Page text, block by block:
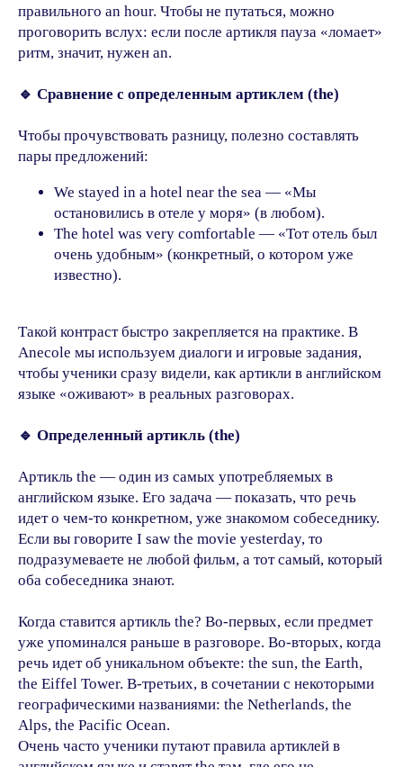
правильного an hour. Чтобы не путаться, можно
проговорить вслух: если после артикля пауза «ломает»
ритм, значит, нужен an.
🔹 Сравнение с определенным артиклем (the)
Чтобы прочувствовать разницу, полезно составлять
пары предложений:
We stayed in a hotel near the sea — «Мы
остановились в отеле у моря» (в любом).
The hotel was very comfortable — «Тот отель был
очень удобным» (конкретный, о котором уже
известно).
Такой контраст быстро закрепляется на практике. В
Anecole мы используем диалоги и игровые задания,
чтобы ученики сразу видели, как артикли в английском
языке «оживают» в реальных разговорах.
🔹 Определенный артикль (the)
Артикль the — один из самых употребляемых в
английском языке. Его задача — показать, что речь
идет о чем-то конкретном, уже знакомом собеседнику.
Если вы говорите I saw the movie yesterday, то
подразумеваете не любой фильм, а тот самый, который
оба собеседника знают.
Когда ставится артикль the? Во-первых, если предмет
уже упоминался раньше в разговоре. Во-вторых, когда
речь идет об уникальном объекте: the sun, the Earth,
the Eiffel Tower. В-третьих, в сочетании с некоторыми
географическими названиями: the Netherlands, the
Alps, the Pacific Ocean.
Очень часто ученики путают правила артиклей в